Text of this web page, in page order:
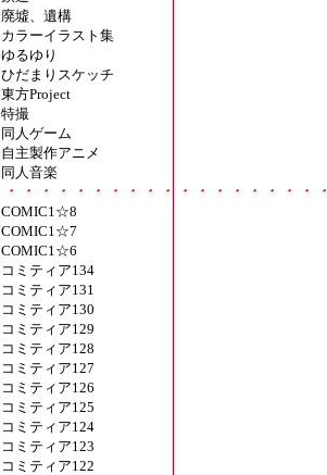
廃墟、遺構
カラーイラスト集
ゆるゆり
ひだまりスケッチ
東方Project
特撮
同人ゲーム
自主製作アニメ
同人音楽
・・・・・・・・・・・・・・・・・・・
COMIC1☆8
COMIC1☆7
COMIC1☆6
コミティア134
コミティア131
コミティア130
コミティア129
コミティア128
コミティア127
コミティア126
コミティア125
コミティア124
コミティア123
コミティア122